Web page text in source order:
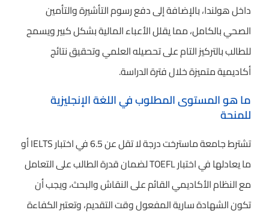
داخل هولندا، بالإضافة إلى دفع رسوم التأشيرة والتأمين
الصحي بالكامل، مما يقلل الأعباء المالية بشكل كبير ويسمح
للطالب بالتركيز التام على تحصيله العلمي وتحقيق نتائج
أكاديمية متميزة خلال فترة الدراسة.
ما هو المستوى المطلوب في اللغة الإنجليزية
للمنحة
تشترط جامعة ماسترخت درجة لا تقل عن 6.5 في اختبار IELTS أو
ما يعادلها في اختبار TOEFL لضمان قدرة الطالب على التعامل
مع النظام الأكاديمي القائم على النقاش والبحث، ويجب أن
تكون الشهادة سارية المفعول وقت التقديم، وتعتبر الكفاءة